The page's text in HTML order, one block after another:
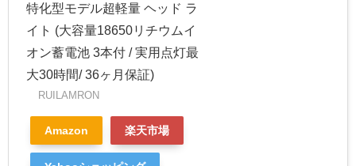
特化型モデル超軽量 ヘッド ラ
イト (大容量18650リチウムイ
オン蓄電池 3本付 / 実用点灯最
大30時間/ 36ヶ月保証)
RUILAMRON
Amazon 楽天市場